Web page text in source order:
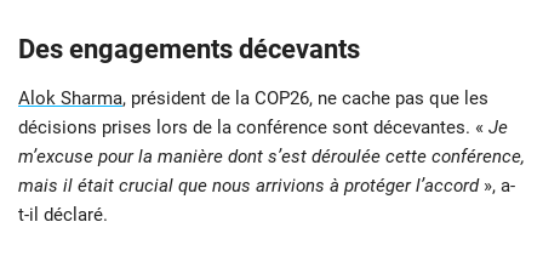
Des engagements décevants
Alok Sharma, président de la COP26, ne cache pas que les
décisions prises lors de la conférence sont décevantes. « Je
m’excuse pour la manière dont s’est déroulée cette conférence,
mais il était crucial que nous arrivions à protéger l’accord», a-
t-il déclaré.